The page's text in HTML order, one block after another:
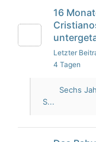
16
Letzter
4 Tagen
Sechs
S...